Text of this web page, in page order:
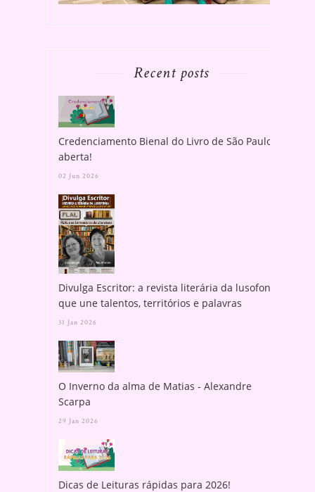
Recent posts
Credenciamento Bienal do Livro de São Paulo
aberta!
02 Jun 2026
Divulga Escritor: a revista literária da lusofonia
que une talentos, territórios e palavras
31 Jan 2026
O Inverno da alma de Matias - Alexandre
Scarpa
29 Jan 2026
Dicas de Leituras rápidas para 2026!